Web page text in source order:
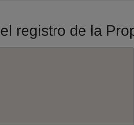
registro de la